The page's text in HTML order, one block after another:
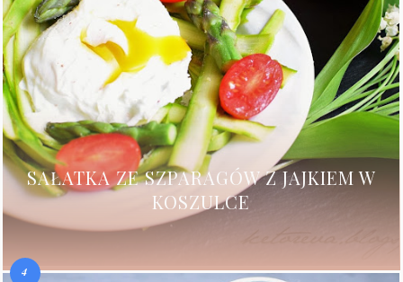
SAŁATKA ZE SZPARAGÓW Z JAJKIEM W
KOSZULCE